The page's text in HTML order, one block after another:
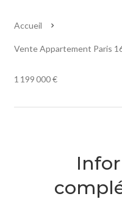
Accueil
Vente Appartement Paris
1 199 000 €